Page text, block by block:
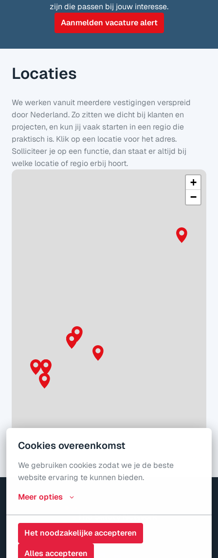
Cookies overeenkomst
We gebruiken cookies zodat we je de beste
website ervaring te kunnen bieden.
Meer opties
Het noodzakelijke accepteren
Alles accepteren
zijn die passen bij jouw interesse.
Aanmelden vacature alert
Locaties
We werken vanuit meerdere vestigingen verspreid
door Nederland. Zo zitten we dicht bij klanten en
projecten, en kun jij vaak starten in een regio die
praktisch is. Klik op een locatie voor het adres.
Solliciteer je op een functie, dan staat er altijd bij
welke locatie of regio erbij hoort.
+
−
Homepagina